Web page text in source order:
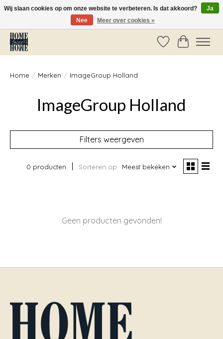
Vóór 14:00 besteld, dezelfde dag verzonden!
Verlanglijst
Home / Merken / ImageGroup Holland
ImageGroup Holland
Filters weergeven
0 producten Sorteren op Meest bekeken
Geen producten gevonden!
Wij slaan cookies op om onze website te verbeteren. Is dat akkoord?
Ja
Nee
Meer over cookies »